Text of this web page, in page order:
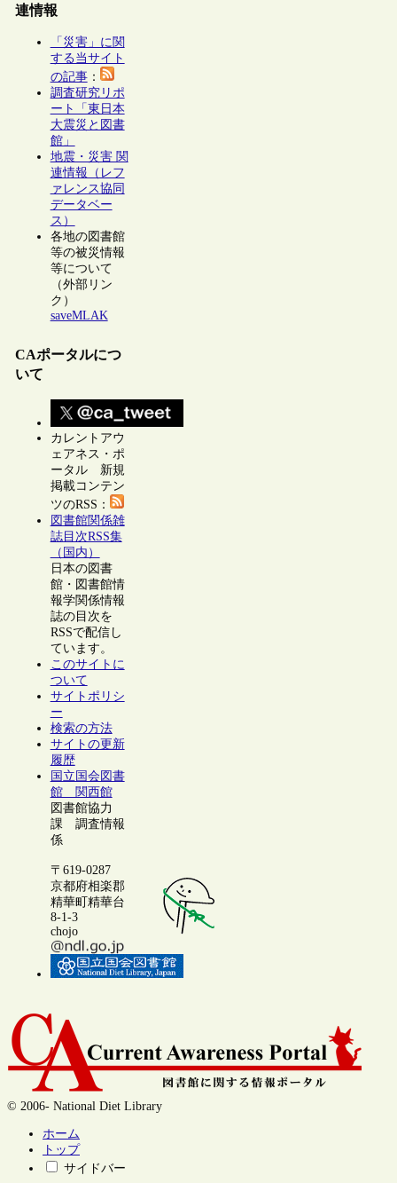
連情報
「災害」に関
する当サイト
の記事：
調査研究リポ
ート「東日本
大震災と図書
館」
地震・災害 関
連情報（レフ
ァレンス協同
データベー
ス）
各地の図書館
等の被災情報
等について
（外部リン
ク）
saveMLAK
CAポータルにつ
いて
カレントアウ
ェアネス・ポ
ータル 新規
掲載コンテン
ツのRSS：
図書館関係雑
誌目次RSS集
（国内）
日本の図書
館・図書館情
報学関係情報
誌の目次を
RSSで配信し
ています。
このサイトに
ついて
サイトポリシ
ー
検索の方法
サイトの更新
履歴
国立国会図書
館 関西館
図書館協力
課 調査情報
係
〒619-0287
京都府相楽郡
精華町精華台
8-1-3
chojo
© 2006- National Diet Library
ホーム
トップ
サイドバー